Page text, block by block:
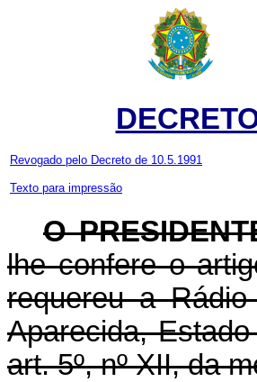
Revogado pelo Decreto de 10.5.1991
Texto para impressão
O
lhe confere o
requereu a
Aparecida,
art. 5º, nº XII, da